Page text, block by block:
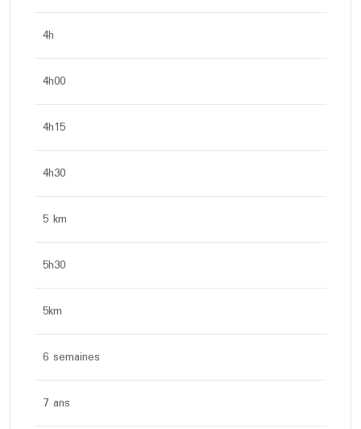
4h
4h00
4h15
4h30
5 km
5h30
5km
6 semaines
7 ans